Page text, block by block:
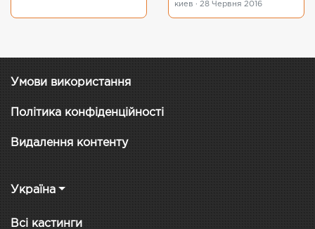
киев · 28 Червня 2016
Умови використання
Політика конфіденційності
Видалення контенту
Україна
Всі кастинги